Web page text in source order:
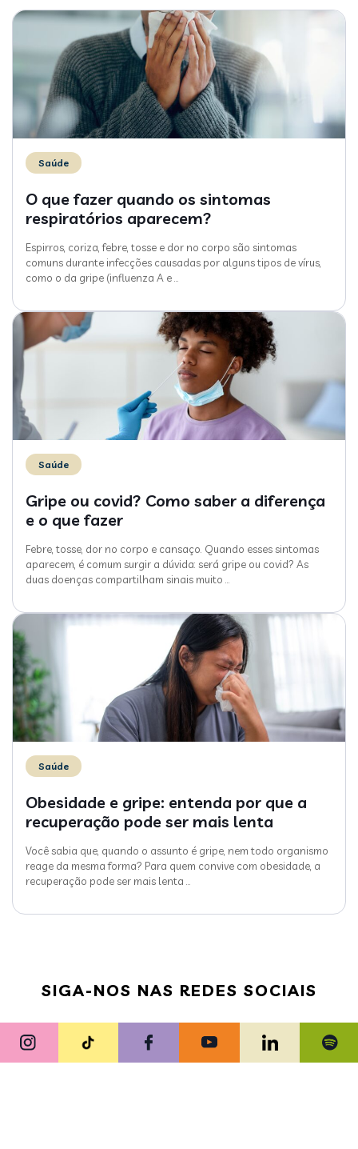
Saúde
O que fazer quando os sintomas
respiratórios aparecem?
Espirros, coriza, febre, tosse e dor no corpo são sintomas
comuns durante infecções causadas por alguns tipos de vírus,
como o da gripe (influenza A e
Saúde
Gripe ou covid? Como saber a diferença
e o que fazer
Febre, tosse, dor no corpo e cansaço. Quando esses sintomas
aparecem, é comum surgir a dúvida: será gripe ou covid? As
duas doenças compartilham sinais muito
Saúde
Obesidade e gripe: entenda por que a
recuperação pode ser mais lenta
Você sabia que, quando o assunto é gripe, nem todo organismo
reage da mesma forma? Para quem convive com obesidade, a
recuperação pode ser mais lenta
SIGA-NOS NAS REDES SOCIAIS